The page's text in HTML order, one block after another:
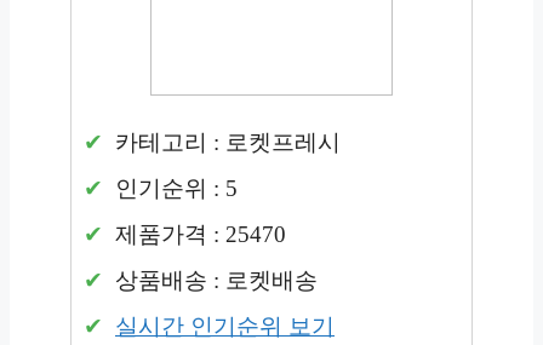
카테고리 : 로켓프레시
인기순위 : 5
제품가격 : 25470
상품배송 : 로켓배송
실시간 인기순위 보기